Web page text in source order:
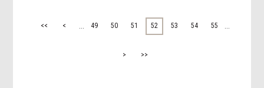
<< < 49 50 51 52 53 54 55
> >>